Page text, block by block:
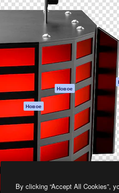
изображений ИИ
Генератор видео
Генератор голоса
на основе ИИ
Стоковый контент
Claude/ChatGPT
Новое
Новое
API
Мобильное
приложение
Все инструменты
Magnific
Служба
поддержки
Условия и
положения
Политика
Оригиналы
Политика
cookie
Центр
Партнеры
By clicking “Accept All Cookies”,